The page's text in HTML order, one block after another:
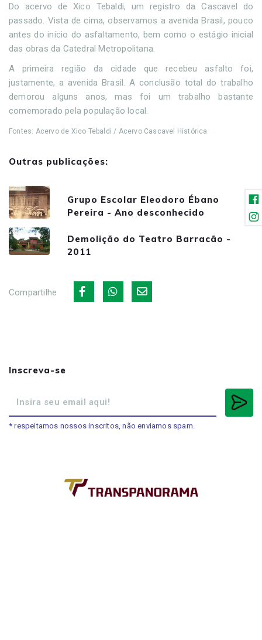
Do acervo de Xico Tebaldi, um registro da Cascavel do
passado. Vista de cima, observamos a avenida Brasil, pouco
antes do início do asfaltamento, bem como o estágio inicial
das obras da Catedral Metropolitana.
A primeira região da cidade que recebeu asfalto foi,
justamente, a avenida Brasil. A conclusão total do trabalho
demorou alguns anos, mas foi um trabalho bastante
comemorado pela população local.
Fontes: Acervo de Xico Tebaldi / Acervo Cascavel Histórica
Outras publicações:
Grupo Escolar Eleodoro Ébano
Pereira - Ano desconhecido
Demolição do Teatro Barracão -
2011
Compartilhe
Inscreva-se
* respeitamos nossos inscritos, não enviamos spam.